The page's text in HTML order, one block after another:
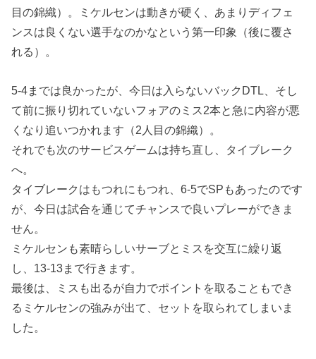
目の錦織）。ミケルセンは動きが硬く、あまりディフェ
ンスは良くない選手なのかなという第一印象（後に覆さ
れる）。
5-4までは良かったが、今日は入らないバックDTL、そし
て前に振り切れていないフォアのミス2本と急に内容が悪
くなり追いつかれます（2人目の錦織）。
それでも次のサービスゲームは持ち直し、タイブレーク
へ。
タイブレークはもつれにもつれ、6-5でSPもあったのです
が、今日は試合を通じてチャンスで良いプレーができま
せん。
ミケルセンも素晴らしいサーブとミスを交互に繰り返
し、13-13まで行きます。
最後は、ミスも出るが自力でポイントを取ることもでき
るミケルセンの強みが出て、セットを取られてしまいま
した。